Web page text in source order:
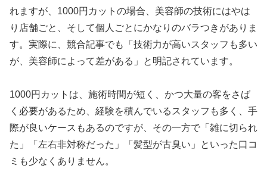
れますが、1000円カットの場合、美容師の技術にはやは
り店舗ごと、そして個人ごとにかなりのバラつきがありま
す。実際に、競合記事でも「技術力が高いスタッフも多い
が、美容師によって差がある」と明記されています。
1000円カットは、施術時間が短く、かつ大量の客をさば
く必要があるため、経験を積んでいるスタッフも多く、手
際が良いケースもあるのですが、その一方で「雑に切られ
た」「左右非対称だった」「髪型が古臭い」といった口コ
ミも少なくありません。